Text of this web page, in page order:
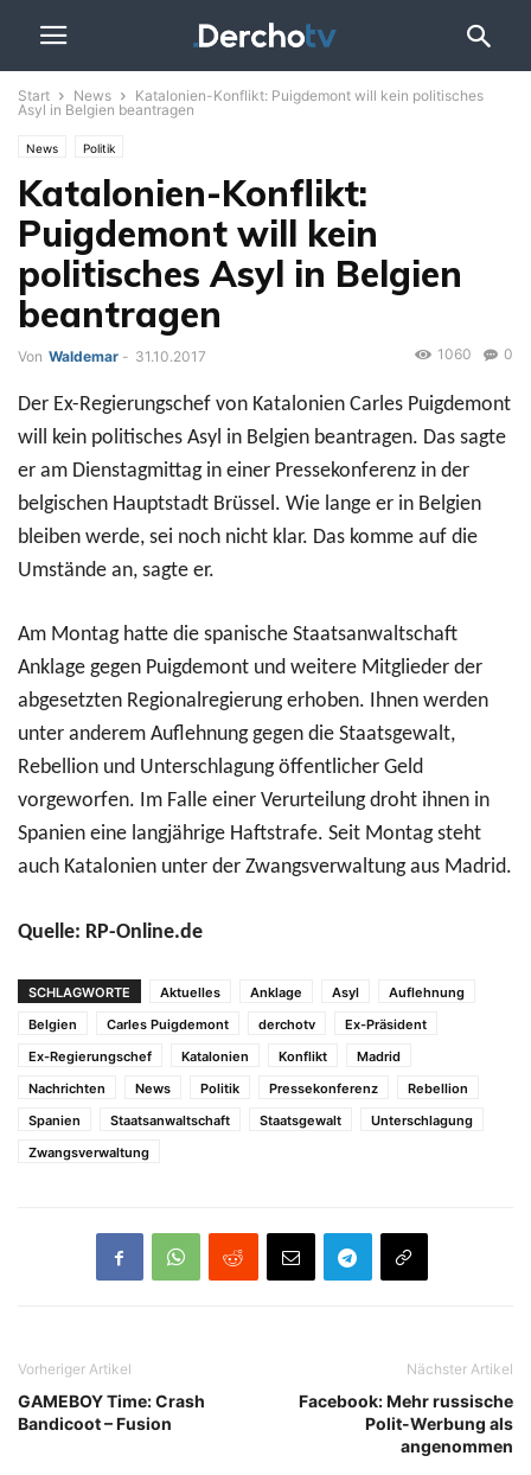
Start News
Katalonien-Konflikt: Puigdemont will kein politisches
Asyl in Belgien beantragen
News Politik
Katalonien-Konflikt:
Puigdemont will kein
politisches Asyl in Belgien
beantragen
Von Waldemar - 31.10.2017 0
1060
Der Ex-Regierungschef von Katalonien Carles Puigdemont
will kein politisches Asyl in Belgien beantragen. Das sagte
er am Dienstagmittag in einer Pressekonferenz in der
belgischen Hauptstadt Brüssel. Wie lange er in Belgien
bleiben werde, sei noch nicht klar. Das komme auf die
Umstände an, sagte er.
Am Montag hatte die spanische Staatsanwaltschaft
Anklage gegen Puigdemont und weitere Mitglieder der
abgesetzten Regionalregierung erhoben. Ihnen werden
unter anderem Auflehnung gegen die Staatsgewalt,
Rebellion und Unterschlagung öffentlicher Geld
vorgeworfen. Im Falle einer Verurteilung droht ihnen in
Spanien eine langjährige Haftstrafe. Seit Montag steht
auch Katalonien unter der Zwangsverwaltung aus Madrid.
Quelle: RP-Online.de
SCHLAGWORTE Aktuelles Anklage Asyl
Auflehnung
Belgien
Carles Puigdemont derchotv
Ex-Präsident
Ex-Regierungschef
Katalonien Konflikt
Madrid
Nachrichten
News Politik Pressekonferenz
Rebellion
Spanien
Staatsanwaltschaft Staatsgewalt
Unterschlagung
Zwangsverwaltung
Vorheriger Artikel
GAMEBOY Time: Crash
Bandicoot – Fusion
Nächster Artikel
Facebook: Mehr russische
Polit-Werbung als
angenommen